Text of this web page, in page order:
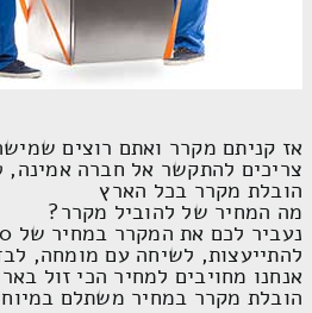
אז קניתם מקרר ואתם רוצים
צריכים להתקשר אל חברה
הובלת מקרר בכל הארץ
מה המחיר של להוביל מקרר?
נעביר לכם את המקרר במחיר של 150 ש"ח
להתייעצות, לשיחה עם מומחה,
אנחנו מחויבים למחיר הכי זול
הובלת מקרר במחיר משתלם